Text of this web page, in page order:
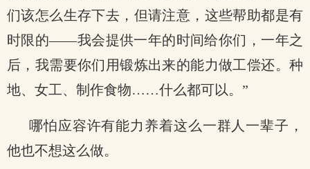
们该怎么生存下去，但请注意，这些帮助都是有
时限的——我会提供一年的时间给你们，一年之
后，我需要你们用锻炼出来的能力做工偿还。种
地、女工、制作食物……什么都可以。”
哪怕应容许有能力养着这么一群人一辈子，
他也不想这么做。